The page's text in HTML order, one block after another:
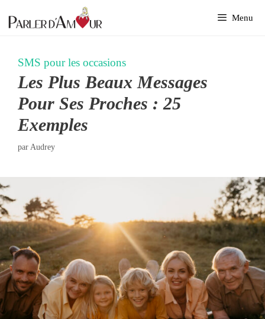
au
Menu
SMS pour les occasions
Les Plus Beaux Messages
Pour Ses Proches : 25
Exemples
par Audrey